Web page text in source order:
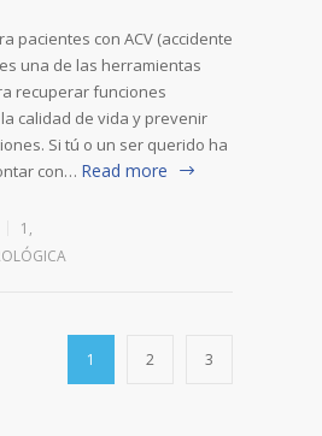
pacientes con ACV (accidente
una de las herramientas
recuperar funciones
calidad de vida y prevenir
Si tú o un ser querido ha
con… Read more
1 ,
1 2 3